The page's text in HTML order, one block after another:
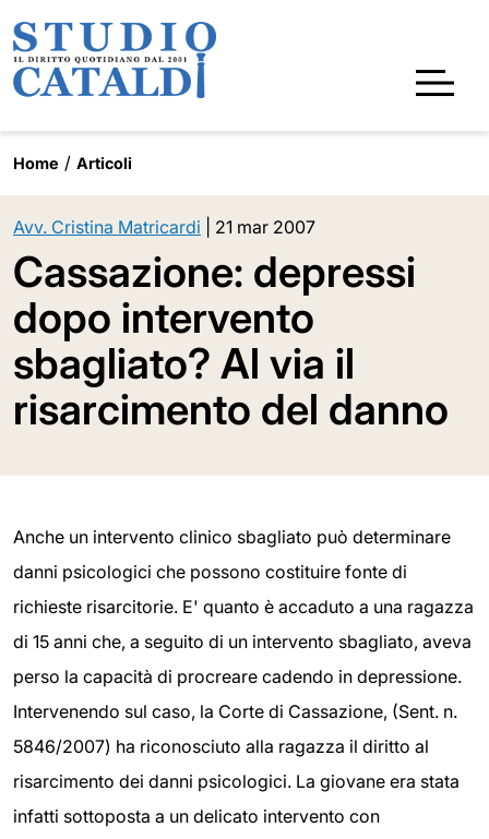
Home Articoli
Avv. Cristina Matricardi 21 mar 2007
Cassazione: depressi
dopo intervento
sbagliato? Al via il
risarcimento del danno
Anche un intervento clinico sbagliato può determinare
danni psicologici che possono costituire fonte di
richieste risarcitorie. E' quanto è accaduto a una ragazza
di 15 anni che, a seguito di un intervento sbagliato, aveva
perso la capacità di procreare cadendo in depressione.
Intervenendo sul caso, la Corte di Cassazione, (Sent. n.
5846/2007) ha riconosciuto alla ragazza il diritto al
risarcimento dei danni psicologici. La giovane era stata
infatti sottoposta a un delicato intervento con